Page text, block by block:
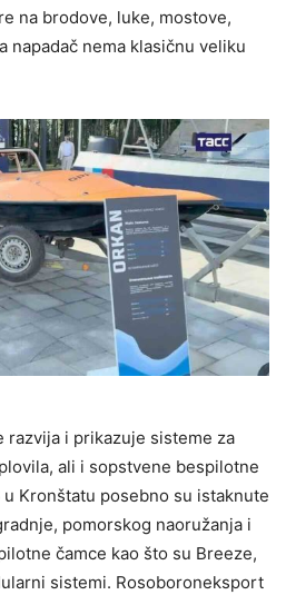
na brodove, luke, mostove,
napadač nema klasičnu veliku
razvija i prikazuje sisteme za
ali i sopstvene bespilotne
Kronštatu posebno su istaknute
pomorskog naoružanja i
čamce kao što su Breeze,
sistemi. Rosoboroneksport